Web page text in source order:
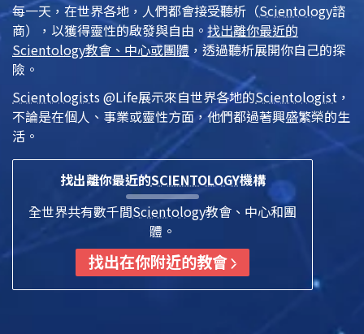
每一天，在世界各地，人們都會接受聽析 （Scientology諮
商），以獲得靈性的啟發與自由。 找出離你最近的
Scientology教會、中心或團體 ，透過聽析展開你自己的探
險。
Scientologists @Life展示來自世界各地的Scientologist ，
不論是在個人、事業或靈性方面，他們都過著興盛繁榮的生
活。
找出離你最近的SCIENTOLOGY機構
全世界共有數千間Scientology教會、中心和團
體。
找出在你附近的教會